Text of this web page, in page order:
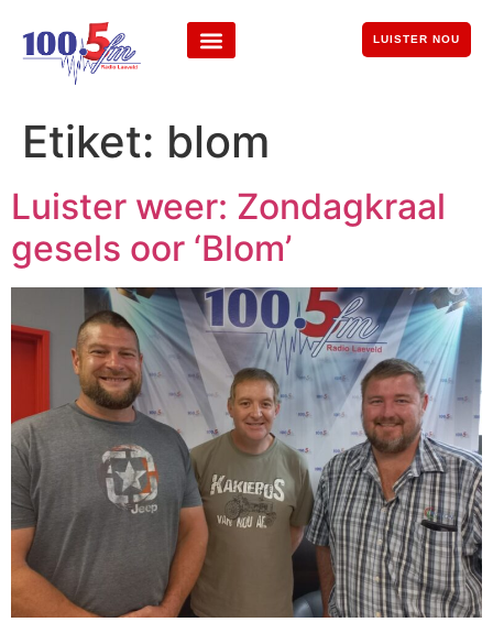
LUISTER NOU
Etiket: blom
Luister weer: Zondagkraal
gesels oor ‘Blom’